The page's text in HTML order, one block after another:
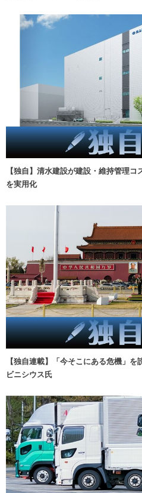
【独自】清水建設が建設・維持管理
を実用化
【独自連載】「今そこにある危機」
ビニシウス氏